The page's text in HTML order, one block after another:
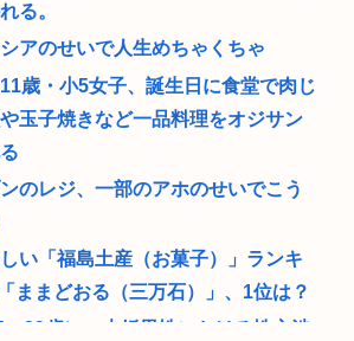
る。
アのせいで人生めちゃくちゃ
11歳・小5女子、誕生日に食堂で肉じ
玉子焼きなど一品料理をオジサン
のレジ、一部のアホのせいでこう
い「福島土産（お菓子）」ランキ
ままどおる（三万石）」、1位は？
39歳）の未婚男性における性交渉